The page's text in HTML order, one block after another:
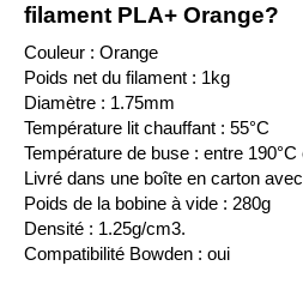
filament PLA+ Orange?
Couleur : Orange
Poids net du filament : 1kg
Diamètre : 1.75mm
Température lit chauffant : 55°C
Température de buse : entre 190°C
Livré dans une boîte en carton
Poids de la bobine à vide : 280g
Densité : 1.25g/cm3.
Compatibilité Bowden : oui